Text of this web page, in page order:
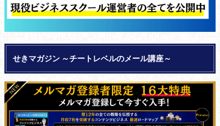
せきマガジン ～チートレベルのメール講座～